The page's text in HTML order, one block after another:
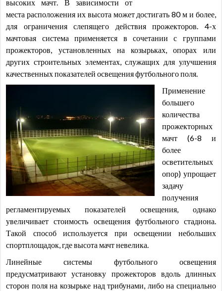
высоких мачт. В зависимости от
места расположения их высота может достигать 80 м и более,
для ограничения слепящего действия прожекторов. 4-х
мачтовая система применяется в сочетании с группами
прожекторов, установленных на козырьках, опорах или
других строительных элементах, служащих для улучшения
качественных показателей освещения футбольного поля.
Применение
большего
количества
прожекторных
мачт (6-8 и
более
осветительных
опор) упрощает
задачу
получения
регламентируемых показателей освещения, однако
увеличивает стоимость освещения футбольного стадиона.
Такой способ используется при освещении небольших
спортплощадок, где высота мачт невелика.
Линейные системы футбольного освещения
предусматривают установку прожекторов вдоль длинных
сторон поля на козырьке над трибунами, либо на специально